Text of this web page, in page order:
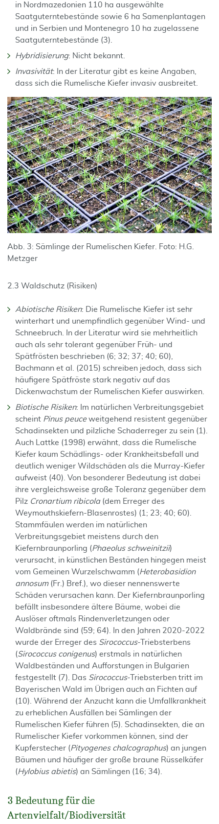
in Nordmazedonien 110 ha ausgewählte
Saatguterntebestände sowie 6 ha Samenplantagen
und in Serbien und Montenegro 10 ha zugelassene
Saatguterntebestände (3).
Hybridisierung: Nicht bekannt.
Invasivität: In der Literatur gibt es keine Angaben,
dass sich die Rumelische Kiefer invasiv ausbreitet.
Abb. 3: Sämlinge der Rumelischen Kiefer. Foto: H.G.
Metzger
2.3 Waldschutz (Risiken)
Abiotische Risiken: Die Rumelische Kiefer ist sehr
winterhart und unempfindlich gegenüber Wind- und
Schneebruch. In der Literatur wird sie mehrheitlich
auch als sehr tolerant gegenüber Früh- und
Spätfrösten beschrieben (6; 32; 37; 40; 60),
Bachmann et al. (2015) schreiben jedoch, dass sich
häufigere Spätfröste stark negativ auf das
Dickenwachstum der Rumelischen Kiefer auswirken.
Biotische Risiken: Im natürlichen Verbreitungsgebiet
scheint Pinus peuceweitgehend resistent gegenüber
Schadinsekten und pilzliche Schaderreger zu sein (1).
Auch Lattke (1998) erwähnt, dass die Rumelische
Kiefer kaum Schädlings- oder Krankheitsbefall und
deutlich weniger Wildschäden als die Murray-Kiefer
aufweist (40). Von besonderer Bedeutung ist dabei
ihre vergleichsweise große Toleranz gegenüber dem
Pilz Cronartium ribicola(dem Erreger des
Weymouthskiefern-Blasenrostes) (1; 23; 40; 60).
Stammfäulen werden im natürlichen
Verbreitungsgebiet meistens durch den
Kiefernbraunporling (Phaeolus schweinitzii)
verursacht, in künstlichen Beständen hingegen meist
vom Gemeinen Wurzelschwamm (Heterobasidion
annosum (Fr.) Bref.), wo dieser nennenswerte
Schäden verursachen kann. Der Kiefernbraunporling
befällt insbesondere ältere Bäume, wobei die
Auslöser oftmals Rindenverletzungen oder
Waldbrände sind (59; 64). In den Jahren 2020-2022
wurde der Erreger des Sirococcus-Triebsterbens
(Sirococcus conigenus) erstmals in natürlichen
Waldbeständen und Aufforstungen in Bulgarien
festgestellt (7). Das Sirococcus-Triebsterben tritt im
Bayerischen Wald im Übrigen auch an Fichten auf
(10). Während der Anzucht kann die Umfallkrankheit
zu erheblichen Ausfällen bei Sämlingen der
Rumelischen Kiefer führen (5). Schadinsekten, die an
Rumelischer Kiefer vorkommen können, sind der
Kupferstecher (Pityogenes chalcographus) an jungen
Bäumen und häufiger der große braune Rüsselkäfer
(Hylobius abietis) an Sämlingen (16; 34).
3 Bedeutung für die
Artenvielfalt/Biodiversität